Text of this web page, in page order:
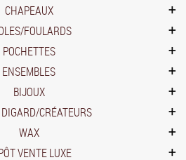
CHAPEAUX
FOULARDS
POCHETTES
ENSEMBLES
BIJOUX
CRÉATEURS
WAX
VENTE LUXE